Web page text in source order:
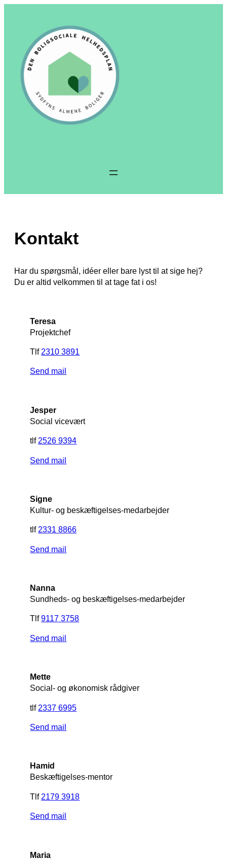
Kontakt
Har du spørgsmål, idéer eller bare lyst til at sige hej?
Du er altid velkommen til at tage fat i os!
Teresa
Projektchef
Tlf 2310 3891
Send mail
Jesper
Social vicevært
tlf 2526 9394
Send mail
Signe
Kultur- og beskæftigelses-medarbejder
tlf 2331 8866
Send mail
Nanna
Sundheds- og beskæftigelses-medarbejder
Tlf9117 3758
Send mail
Mette
Social- og økonomisk rådgiver
tlf 2337 6995
Send mail
Hamid
Beskæftigelses-mentor
Tlf 2179 3918
Send mail
Maria